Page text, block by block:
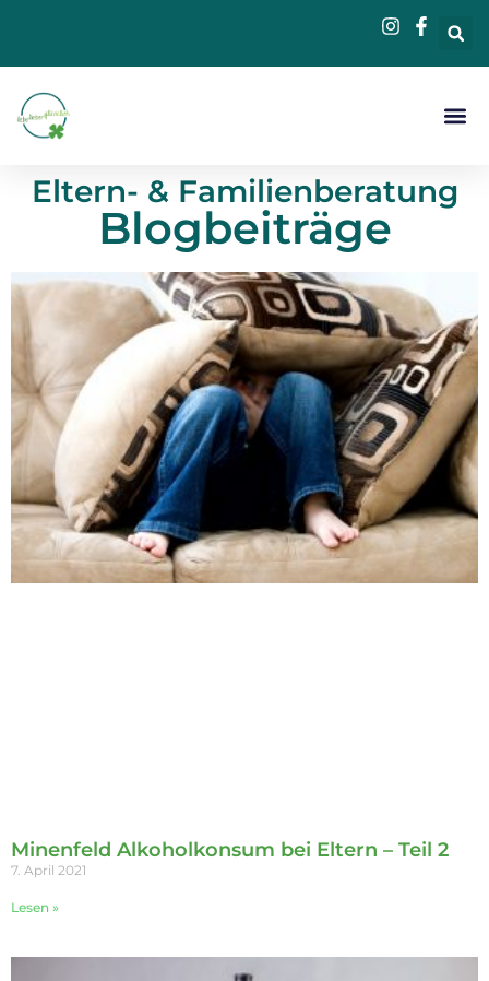
Eltern- & Familienberatung
Blogbeiträge
Minenfeld Alkoholkonsum bei Eltern – Teil 2
7. April 2021
Lesen »